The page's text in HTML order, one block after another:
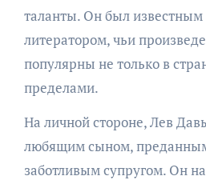
таланты. Он был
литератором, чьи
популярны не только в
пределами.
На личной стороне, Лев
любящим сыном,
заботливым супругом. Он